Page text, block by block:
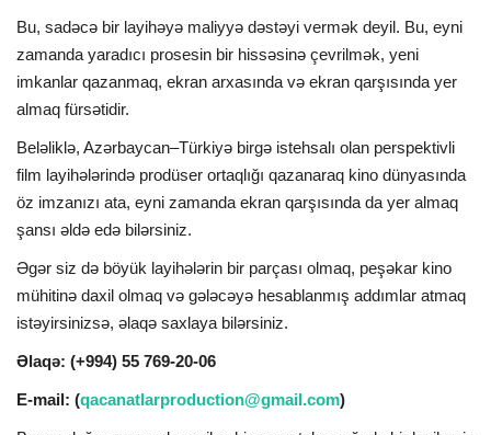
Bu, sadəcə bir layihəyə maliyyə dəstəyi vermək deyil. Bu, eyni
zamanda yaradıcı prosesin bir hissəsinə çevrilmək, yeni
imkanlar qazanmaq, ekran arxasında və ekran qarşısında yer
almaq fürsətidir.
Beləliklə, Azərbaycan–Türkiyə birgə istehsalı olan perspektivli
film layihələrində prodüser ortaqlığı qazanaraq kino dünyasında
öz imzanızı ata, eyni zamanda ekran qarşısında da yer almaq
şansı əldə edə bilərsiniz.
Əgər siz də böyük layihələrin bir parçası olmaq, peşəkar kino
mühitinə daxil olmaq və gələcəyə hesablanmış addımlar atmaq
istəyirsinizsə, əlaqə saxlaya bilərsiniz.
Əlaqə: (+994) 55 769-20-06
E-mail: (qacanatlarproduction@gmail.com)